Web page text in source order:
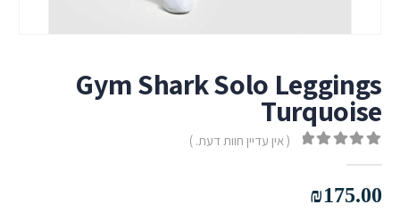
Gym Shark Solo Leggings
Turquoise
( אין עדיין חוות דעת. )
₪175.00